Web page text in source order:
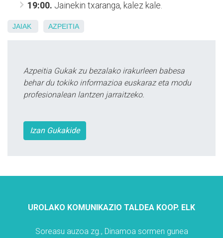
19:00. Jainekin txaranga, kalez kale.
JAIAK AZPEITIA
Azpeitia Gukak zu bezalako irakurleen babesa
behar du tokiko informazioa euskaraz eta modu
profesionalean lantzen jarraitzeko.
Izan Gukakide
UROLAKO KOMUNIKAZIO TALDEA KOOP. ELK
Soreasu auzoa zg., Dinamoa sormen gunea